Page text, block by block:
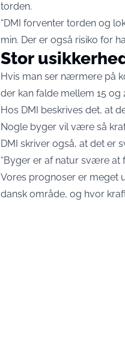
torden.
“DMI forventer torden og
min. Der er også risiko for
Stor
Hvis man ser nærmere på
der kan falde mellem 15 og
Hos DMI beskrives det, at
Nogle byger vil være så
DMI skriver også, at det er
“Byger er af natur svære at
Vores prognoser er meget
dansk område, og hvor